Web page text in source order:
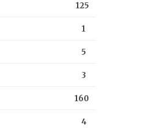
125
1
5
3
160
4